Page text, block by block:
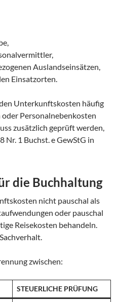
Auslandseinsätzen,
Einsatzorten.
Unterkunftskosten häufig
Personalnebenkosten
zusätzlich geprüft werden,
Nr. 1 Buchst. e GewStG in
die Buchhaltung
nicht pauschal als
oder pauschal
Reisekosten behandeln.
zwischen:
STEUERLICHE PRÜFUNG